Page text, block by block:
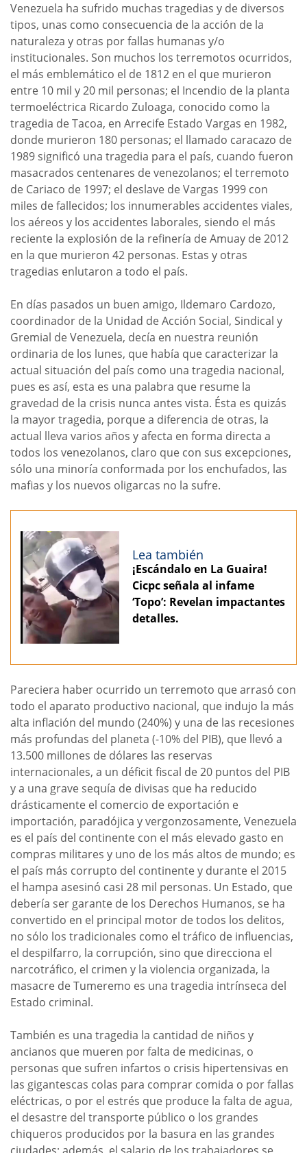
Venezuela ha sufrido muchas tragedias y de diversos
tipos, unas como consecuencia de la acción de la
naturaleza y otras por fallas humanas y/o
institucionales. Son muchos los terremotos ocurridos,
el más emblemático el de 1812 en el que murieron
entre 10 mil y 20 mil personas; el Incendio de la planta
termoeléctrica Ricardo Zuloaga, conocido como la
tragedia de Tacoa, en Arrecife Estado Vargas en 1982,
donde murieron 180 personas; el llamado caracazo de
1989 significó una tragedia para el país, cuando fueron
masacrados centenares de venezolanos; el terremoto
de Cariaco de 1997; el deslave de Vargas 1999 con
miles de fallecidos; los innumerables accidentes viales,
los aéreos y los accidentes laborales, siendo el más
reciente la explosión de la refinería de Amuay de 2012
en la que murieron 42 personas. Estas y otras
tragedias enlutaron a todo el país.
En días pasados un buen amigo, Ildemaro Cardozo,
coordinador de la Unidad de Acción Social, Sindical y
Gremial de Venezuela, decía en nuestra reunión
ordinaria de los lunes, que había que caracterizar la
actual situación del país como una tragedia nacional,
pues es así, esta es una palabra que resume la
gravedad de la crisis nunca antes vista. Ésta es quizás
la mayor tragedia, porque a diferencia de otras, la
actual lleva varios años y afecta en forma directa a
todos los venezolanos, claro que con sus excepciones,
sólo una minoría conformada por los enchufados, las
mafias y los nuevos oligarcas no la sufre.
Lea también
¡Escándalo en La Guaira!
Cicpc señala al infame
‘Topo’: Revelan impactantes
detalles.
Pareciera haber ocurrido un terremoto que arrasó con
todo el aparato productivo nacional, que indujo la más
alta inflación del mundo (240%) y una de las recesiones
más profundas del planeta (-10% del PIB), que llevó a
13.500 millones de dólares las reservas
internacionales, a un déficit fiscal de 20 puntos del PIB
y a una grave sequía de divisas que ha reducido
drásticamente el comercio de exportación e
importación, paradójica y vergonzosamente, Venezuela
es el país del continente con el más elevado gasto en
compras militares y uno de los más altos de mundo; es
el país más corrupto del continente y durante el 2015
el hampa asesinó casi 28 mil personas. Un Estado, que
debería ser garante de los Derechos Humanos, se ha
convertido en el principal motor de todos los delitos,
no sólo los tradicionales como el tráfico de influencias,
el despilfarro, la corrupción, sino que direcciona el
narcotráfico, el crimen y la violencia organizada, la
masacre de Tumeremo es una tragedia intrínseca del
Estado criminal.
También es una tragedia la cantidad de niños y
ancianos que mueren por falta de medicinas, o
personas que sufren infartos o crisis hipertensivas en
las gigantescas colas para comprar comida o por fallas
eléctricas, o por el estrés que produce la falta de agua,
el desastre del transporte público o los grandes
chiqueros producidos por la basura en las grandes